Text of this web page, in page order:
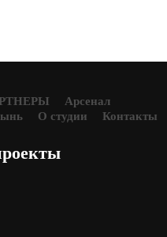
Арсенал
О студии Контакты